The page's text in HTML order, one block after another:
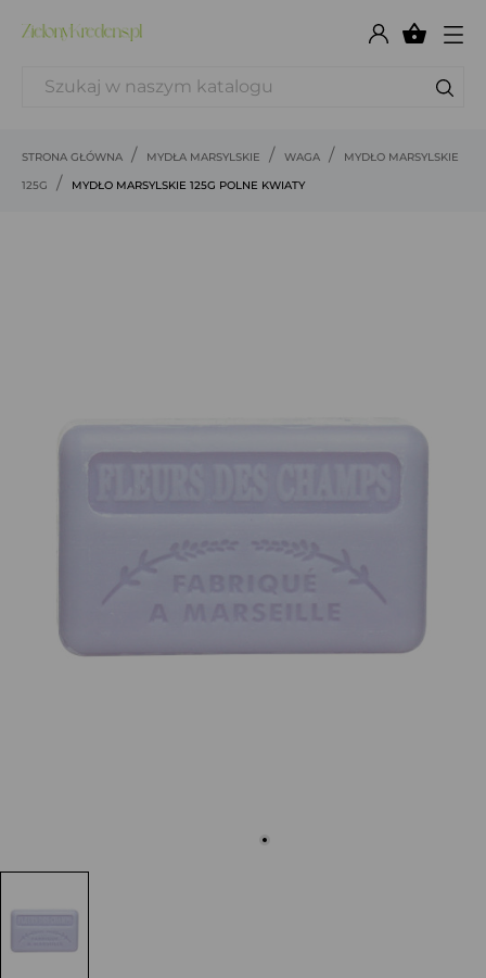

STRONA GŁÓWNA MYDŁA MARSYLSKIE WAGA
MYDŁO MARSYLSKIE
125G
MYDŁO MARSYLSKIE 125G POLNE KWIATY